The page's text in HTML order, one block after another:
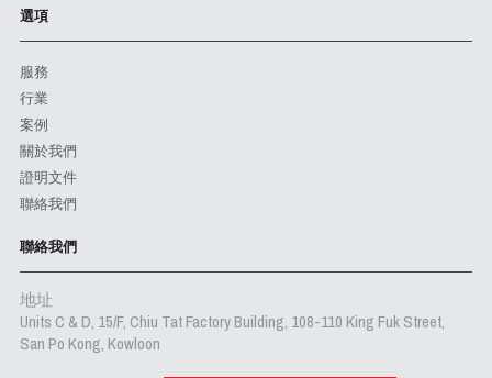
選項
服務
行業
案例
關於我們
證明文件
聯絡我們
聯絡我們
地址
Units C & D, 15/F, Chiu Tat Factory Building, 108-110 King Fuk Street,
San Po Kong, Kowloon